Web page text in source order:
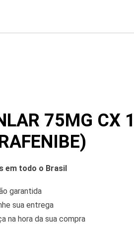
75MG CX
em todo o Brasil
garantida
sua entrega
na hora da sua compra